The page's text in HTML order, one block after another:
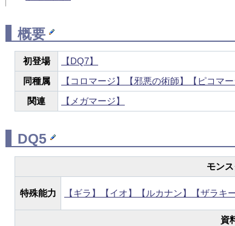
概要
初登場
【DQ7】
同種属
【コロマージ】 【邪悪の術師】 【ピコマー
関連
【メガマージ】
DQ5
モン
特殊能力 【ギラ】 【イオ】 【ルカナン】 【ザラキ
資